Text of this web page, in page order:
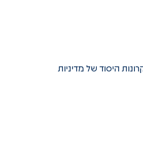
היסוד של מדיניות